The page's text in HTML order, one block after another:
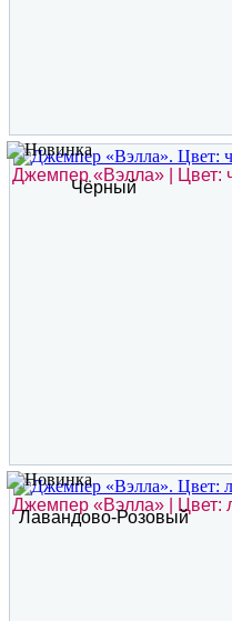
Джемпер «Вэлла» | Цвет:
Чёрный
Джемпер «Вэлла» | Цвет:
Лавандово-Розовый